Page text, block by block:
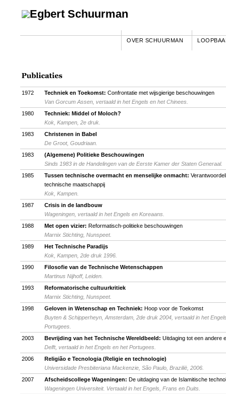
OVER SCHUURMAN
1972 Techniek en Toekomst: Confrontatie met wijsgierige beschouwingen
Van Gorcum Assen, vertaald in het Engels en het Chinees.
1980
Techniek: Middel of Moloch?
Kok, Kampen, 2e druk.
1983
Christenen in Babel
De Groot, Goudriaan.
1983
(Algemene) Politieke Beschouwingen
Sinds 1983 in de Handelingen van de Eerste Kamer der Staten Generaal.
1985
Tussen technische overmacht en menselijke onmacht:
technische maatschappij
Kok, Kampen.
1987
Crisis in de landbouw
Wageningen, vertaald in het Engels en Koreaans.
1988
Met open vizier: Reformatisch-politieke beschouwingen
Marnix Stichting, Nunspeet.
1989
Het Technische Paradijs
Kok, Kampen, 2de druk 1996.
1990
Filosofie van de Technische Wetenschappen
Martinus Nijhoff, Leiden.
1993
Reformatorische cultuurkritiek
Marnix Stichting, Nunspeet.
1998
Geloven in Wetenschap en Techniek: Hoop voor de Toekomst
Buyten & Schipperheyn, Amsterdam, 2de druk 2004, vertaald in het
Portugees.
2003
Bevrijding van het Technische Wereldbeeld: Uitdaging tot een andere
Delft, vertaald in het Engels en het Portugees.
2006
Religião e Tecnologia (Religie en technologie)
Universidade Presbiteriana Mackenzie, São Paulo, Brazilië, 2006.
2007
Afscheidscollege Wageningen: De uitdaging van de Islamitische
Wageningen Universiteit. Vertaald in het Engels, Frans en Duits.